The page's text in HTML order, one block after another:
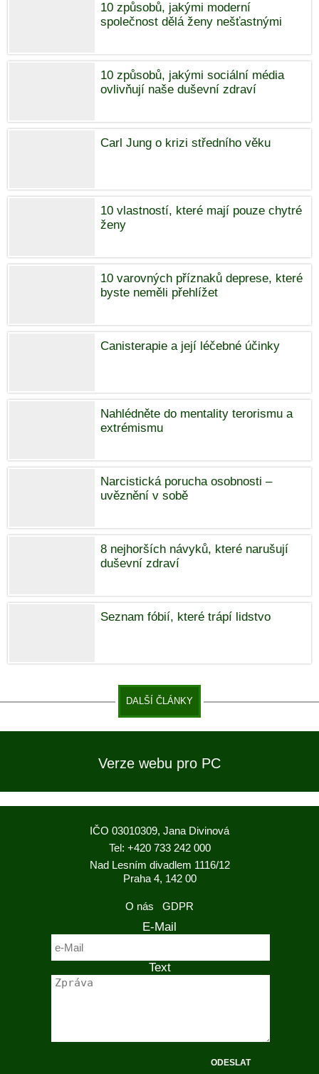
10 způsobů, jakými moderní
společnost dělá ženy nešťastnými
10 způsobů, jakými sociální média
ovlivňují naše duševní zdraví
Carl Jung o krizi středního věku
10 vlastností, které mají pouze chytré
ženy
10 varovných příznaků deprese, které
byste neměli přehlížet
Canisterapie a její léčebné účinky
Nahlédněte do mentality terorismu a
extrémismu
Narcistická porucha osobnosti –
uvěznění v sobě
8 nejhorších návyků, které narušují
duševní zdraví
Seznam fóbií, které trápí lidstvo
DALŠÍ ČLÁNKY
Verze webu pro PC
IČO 03010309, Jana Divinová
Tel: +420 733 242 000
Nad Lesním divadlem 1116/12
Praha 4, 142 00
O nás GDPR
E-Mail
Text
ODESLAT